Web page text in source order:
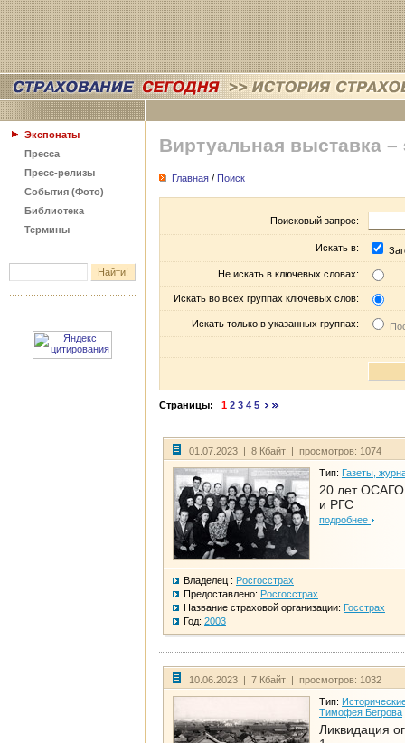
Экспонаты
Пресса
Пресс-релизы
События (Фото)
Библиотека
Термины
Виртуальная выставка –
Главная / Поиск
Поисковый запрос:
Искать в:
Не искать в ключевых словах:
Искать во всех группах ключевых слов:
Искать только в указанных группах:
Страницы: 1 2 3 4 5
01.07.2023 | 8 Кбайт | просмотров: 1074
Тип: Газеты,
20 лет
и РГС
подробнее
Владелец : Росгосстрах
Предоставлено: Росгосстрах
Название страховой организации: Госстрах
Год: 2003
10.06.2023 | 7 Кбайт | просмотров: 1032
Тип:
Тимофея Бегрова
Ликвидация